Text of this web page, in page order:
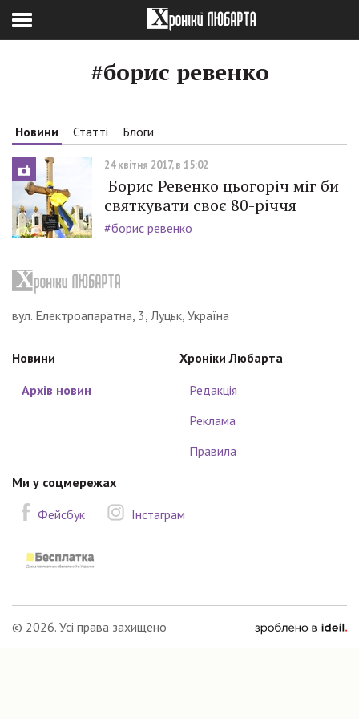
#борис ревенко
Новини Статті Блоги
24 квітня 2017, в 15:02
Борис Ревенко цьогоріч міг би
святкувати своє 80-річчя
#борис ревенко
вул. Електроапаратна, 3, Луцьк, Україна
Новини
Архів новин
Хроніки Любарта
Редакція
Реклама
Правила
Ми у соцмережах
Фейсбук
Інстаграм
© 2026. Усі права захищено
зроблено